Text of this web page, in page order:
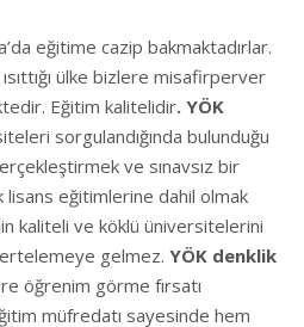
eğitime cazip bakmaktadırlar.
ülke bizlere misafirperver
Eğitim kalitelidir. YÖK
sorgulandığında bulunduğu
ve sınavsız bir
lisans eğitimlerine dahil olmak
kaliteli ve köklü üniversitelerini
gelmez. YÖK denklik
öğrenim görme fırsatı
müfredatı sayesinde hem